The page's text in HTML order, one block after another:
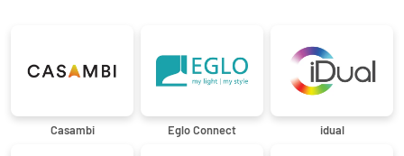
Casambi Eglo Connect idual